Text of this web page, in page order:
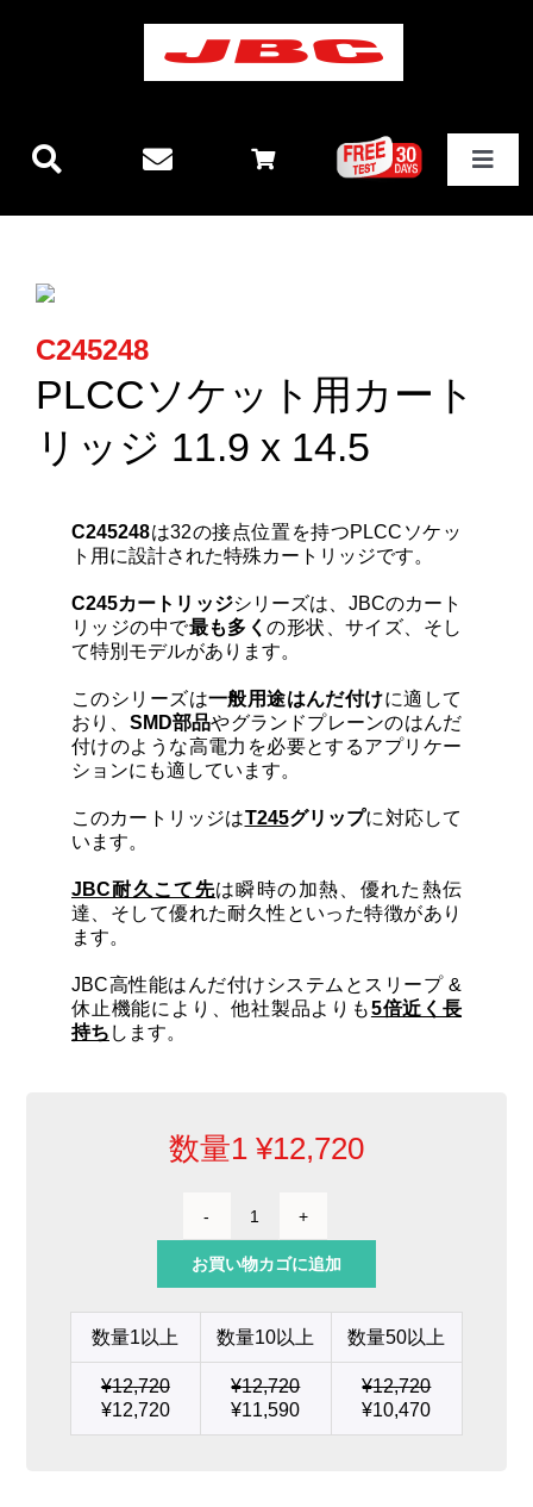
Toggle
JBCテクノロジー
新製品情報
ステーション
その他製品
カートリッジとこて先
サポート
お問合せ
ショッピングカート
C245248
PLCCソケット用カート
リッジ 11.9 x 14.5
C245248は32の接点位置を持つPLCCソケッ
ト用に設計された特殊カートリッジです。
C245カートリッジシリーズは、JBCのカート
リッジの中で最も多くの形状、サイズ、そし
て特別モデルがあります。
このシリーズは一般用途はんだ付けに適して
おり、 SMD部品やグランドプレーンのはんだ
付けのような高電力を必要とするアプリケー
ションにも適しています。
このカートリッジはT245グリップに対応して
います。
JBC耐久こて先は瞬時の加熱、優れた熱伝
達、そして優れた耐久性といった特徴があり
ます。
JBC高性能はんだ付けシステムとスリープ &
休止機能により、他社製品よりも5倍近く長
持ち します。
数量1 ¥12,720
PLCC
ケ
用
カ
ー
ト
リ
お買い物カゴに追加
数量1以上 数量10以上 数量50以上
¥12,720
¥12,720
¥12,720
¥11,590
¥12,720
¥10,470